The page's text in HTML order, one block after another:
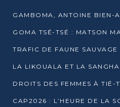
CAP2026 : L’HEURE DE LA